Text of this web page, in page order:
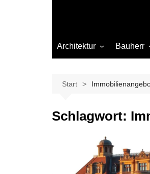
Architektur Bauherr
Sanierung
Start
Schlagwort: